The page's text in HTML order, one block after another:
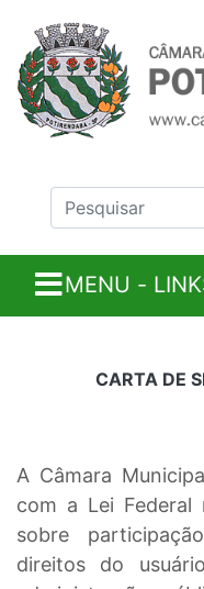
MENU -
CARTA DE
A Câmara
com a Lei Federal
sobre
direitos do